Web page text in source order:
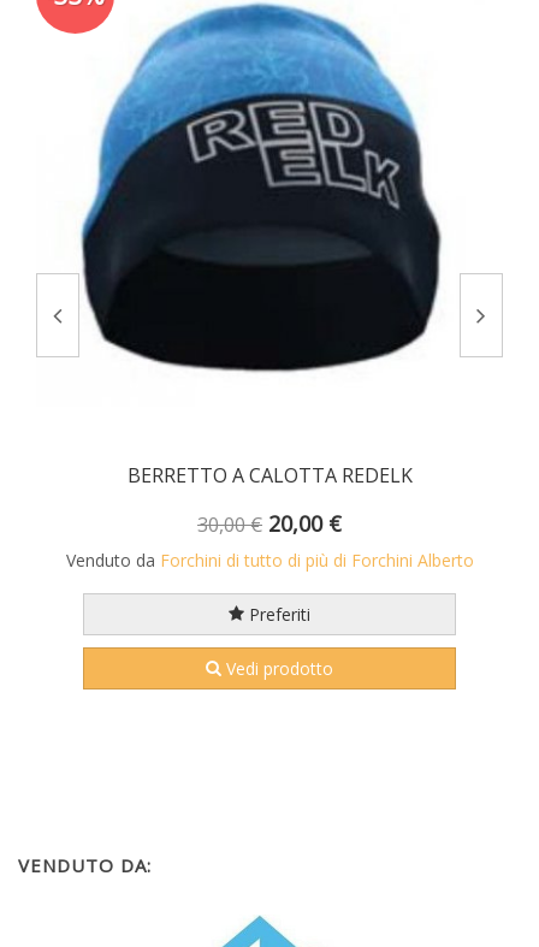
BERRETTO A CALOTTA REDELK
30,00 € 20,00 €
Venduto da Forchini di tutto di più di Forchini Alberto
Preferiti
Vedi prodotto
VENDUTO DA: